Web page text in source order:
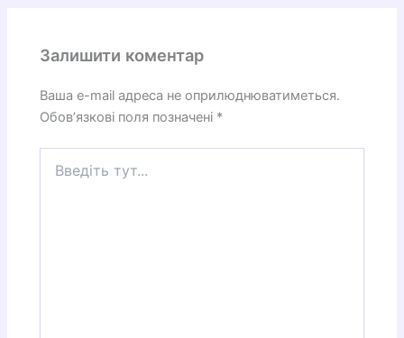
Залишити коментар
Ваша e-mail адреса не оприлюднюватиметься.
Обов’язкові поля позначені *
тут...